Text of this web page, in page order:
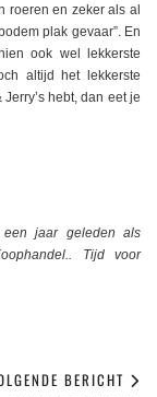
roeren en zeker als al
plak gevaar”. En
ook wel lekkerste
altijd het lekkerste
hebt, dan eet je
jaar geleden als
Tijd voor
BERICHT